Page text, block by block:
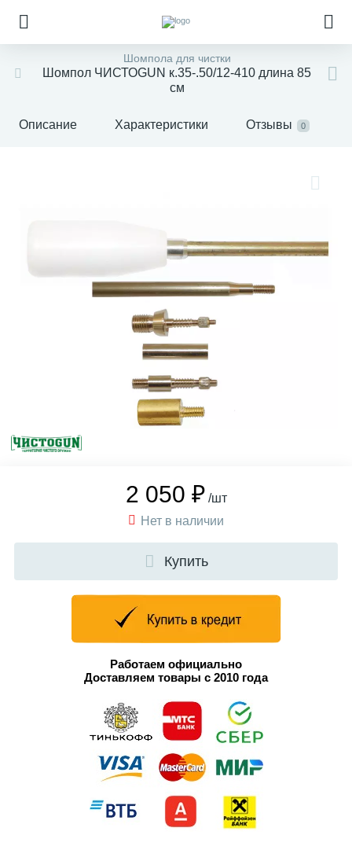
Шомпола для чистки
Шомпол ЧИСТОGUN к.35-.50/12-410 длина 85
см
Описание Характеристики Отзывы 0
2 050 ₽ /шт
Нет в наличии
Купить
Работаем официально
Доставляем товары с 2010 года